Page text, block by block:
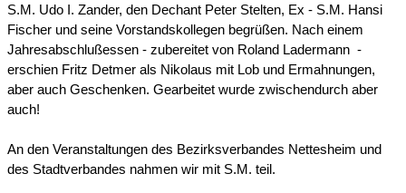
S.M. Udo I. Zander, den Dechant Peter Stelten, Ex - S.M. Hansi
Fischer und seine Vorstandskollegen begrüßen. Nach einem
Jahresabschlußessen - zubereitet von Roland Ladermann -
erschien Fritz Detmer als Nikolaus mit Lob und Ermahnungen,
aber auch Geschenken. Gearbeitet wurde zwischendurch aber
auch!
An den Veranstaltungen des Bezirksverbandes Nettesheim und
des Stadtverbandes nahmen wir mit S.M. teil.